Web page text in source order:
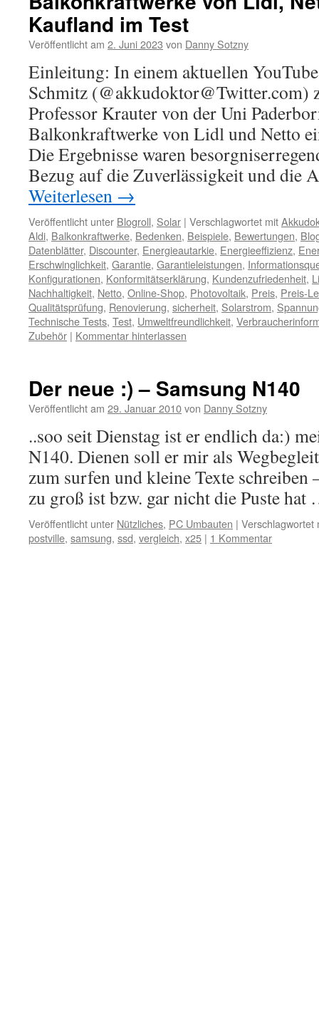
Kaufland im Test
Veröffentlicht am 2. Juni 2023 von Danny Sotzny
Einleitung: In einem aktuellen
Schmitz (@akkudoktor@Twitter.com)
Professor Krauter von der Uni
Balkonkraftwerke von Lidl und Netto
Die Ergebnisse waren
Bezug auf die Zuverlässigkeit und die
Weiterlesen →
Veröffentlicht unter Blogroll, Solar | Verschlagwortet mit
Aldi, Balkonkraftwerke, Bedenken, Beispiele, Bewertungen,
Datenblätter, Discounter, Energieautarkie, Energieeffizienz,
Erschwinglichkeit, Garantie, Garantieleistungen,
Konfigurationen, Konformitätserklärung, Kundenzufriedenheit,
Nachhaltigkeit, Netto, Online-Shop, Photovoltaik, Preis, Preis-
Qualitätsprüfung, Renovierung, sicherheit, Solarstrom,
Technische Tests, Test, Umweltfreundlichkeit,
Zubehör | Kommentar hinterlassen
Der neue :) – Samsung N140
Veröffentlicht am 29. Januar 2010von Danny Sotzny
..soo seit Dienstag ist er endlich da:)
N140. Dienen soll er mir als
zum surfen und kleine Texte schreiben
zu groß ist bzw. gar nicht die Puste
Veröffentlicht unter Nützliches, PC Umbauten | Verschlagwortet
postville, samsung, ssd, vergleich, x25 | 1 Kommentar